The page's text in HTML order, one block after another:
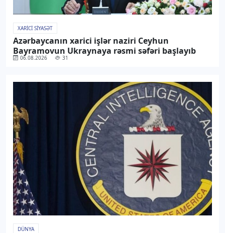
XARICI SIYASƏT
Azərbaycanın xarici işlər naziri Ceyhun
Bayramovun Ukraynaya rəsmi səfəri başlayıb
06.08.2026 31
DÜNYA